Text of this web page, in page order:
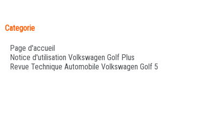
Categorie
Page d'accueil
Notice d'utilisation Volkswagen Golf Plus
Revue Technique Automobile Volkswagen Golf 5